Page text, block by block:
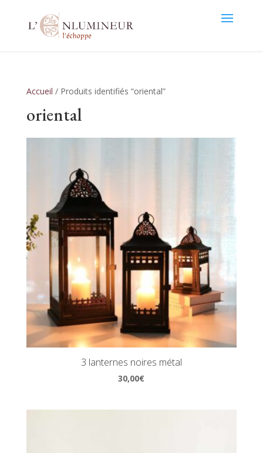
Accueil / Produits identifiés “oriental”
oriental
3 lanternes noires métal
30,00€